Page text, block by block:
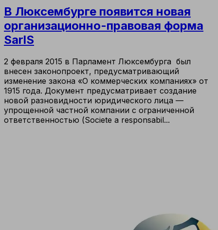
В Люксембурге появится новая
организационно-правовая форма
SarlS
2 февраля 2015 в Парламент Люксембурга был
внесен законопроект, предусматривающий
изменение закона «О коммерческих компаниях» от
1915 года. Документ предусматривает создание
новой разновидности юридического лица —
упрощенной частной компании с ограниченной
ответственностью (Societe a responsabil...